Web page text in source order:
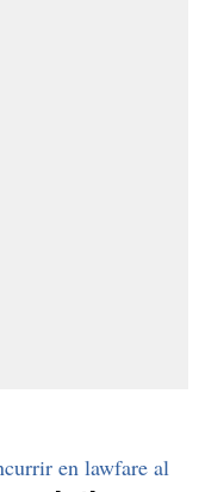
en lawfare al